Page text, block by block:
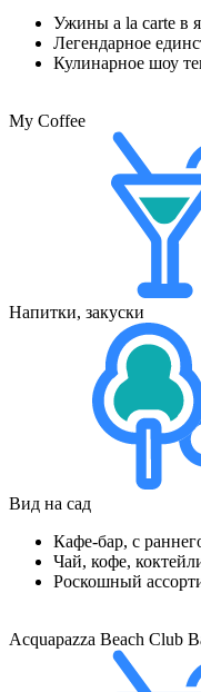
Ужины a la carte в
Легендарное
Кулинарное шоу
My Coffee
Напитки, закуски
Вид на сад
Кафе-бар, с
Чай, кофе,
Роскошный
Acquapazza Beach Club